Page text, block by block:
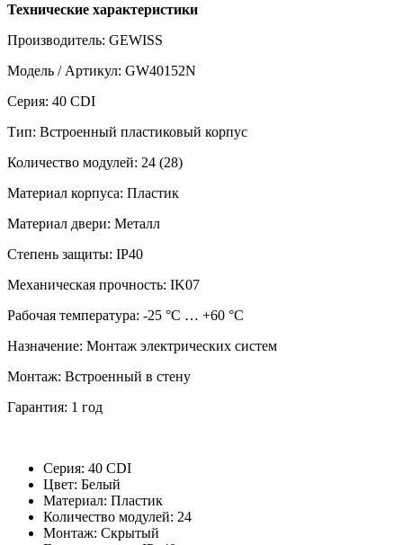
Технические характеристики
Производитель: GEWISS
Модель / Артикул: GW40152N
Серия: 40 CDI
Тип: Встроенный пластиковый корпус
Количество модулей: 24 (28)
Материал корпуса: Пластик
Материал двери: Металл
Степень защиты: IP40
Механическая прочность: IK07
Рабочая температура: -25 °C … +60 °C
Назначение: Монтаж электрических систем
Монтаж: Встроенный в стену
Гарантия: 1 год
Серия: 40 CDI
Цвет: Белый
Материал: Пластик
Количество модулей: 24
Монтаж: Скрытый